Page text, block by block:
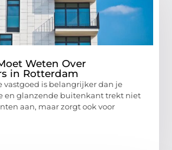
Weten Over
in Rotterdam
vastgoed is belangrijker dan je
en glanzende buitenkant trekt niet
aan, maar zorgt ook voor